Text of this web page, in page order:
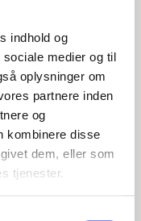
indhold og
medier og til
oplysninger om
partnere inden
og
kombinere disse
dem, eller som
tjenester.